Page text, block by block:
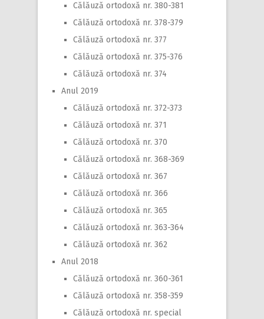
Călăuză ortodoxă nr. 380-381
Călăuză ortodoxă nr. 378-379
Călăuză ortodoxă nr. 377
Călăuză ortodoxă nr. 375-376
Călăuză ortodoxă nr. 374
Anul 2019
Călăuză ortodoxă nr. 372-373
Călăuză ortodoxă nr. 371
Călăuză ortodoxă nr. 370
Călăuză ortodoxă nr. 368-369
Călăuză ortodoxă nr. 367
Călăuză ortodoxă nr. 366
Călăuză ortodoxă nr. 365
Călăuză ortodoxă nr. 363-364
Călăuză ortodoxă nr. 362
Anul 2018
Călăuză ortodoxă nr. 360-361
Călăuză ortodoxă nr. 358-359
Călăuză ortodoxă nr. special